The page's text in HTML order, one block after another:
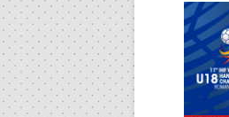
Anterior